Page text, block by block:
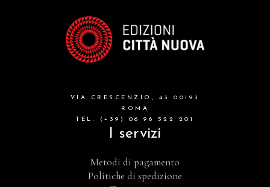
VIA CRESCENZIO, 43 00193
ROMA
TEL. (+39) 06 96 522 201
I servizi
Metodi di pagamento
Politiche di spedizione